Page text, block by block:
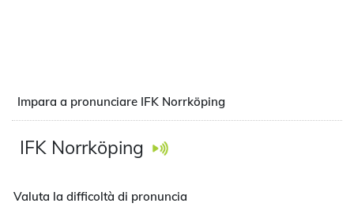
Impara a pronunciare IFK Norrköping
IFK Norrköping
Valuta la difficoltà di pronuncia